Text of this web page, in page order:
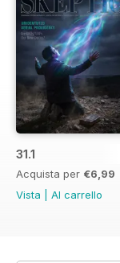
31.1
Acquista per €6,99
Vista
Al carrello